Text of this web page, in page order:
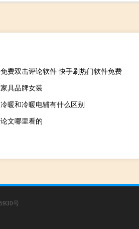
费双击评论软件 快手刷热门软件免费
具品牌女装
暖和冷暖电辅有什么区别
文哪里看的
号